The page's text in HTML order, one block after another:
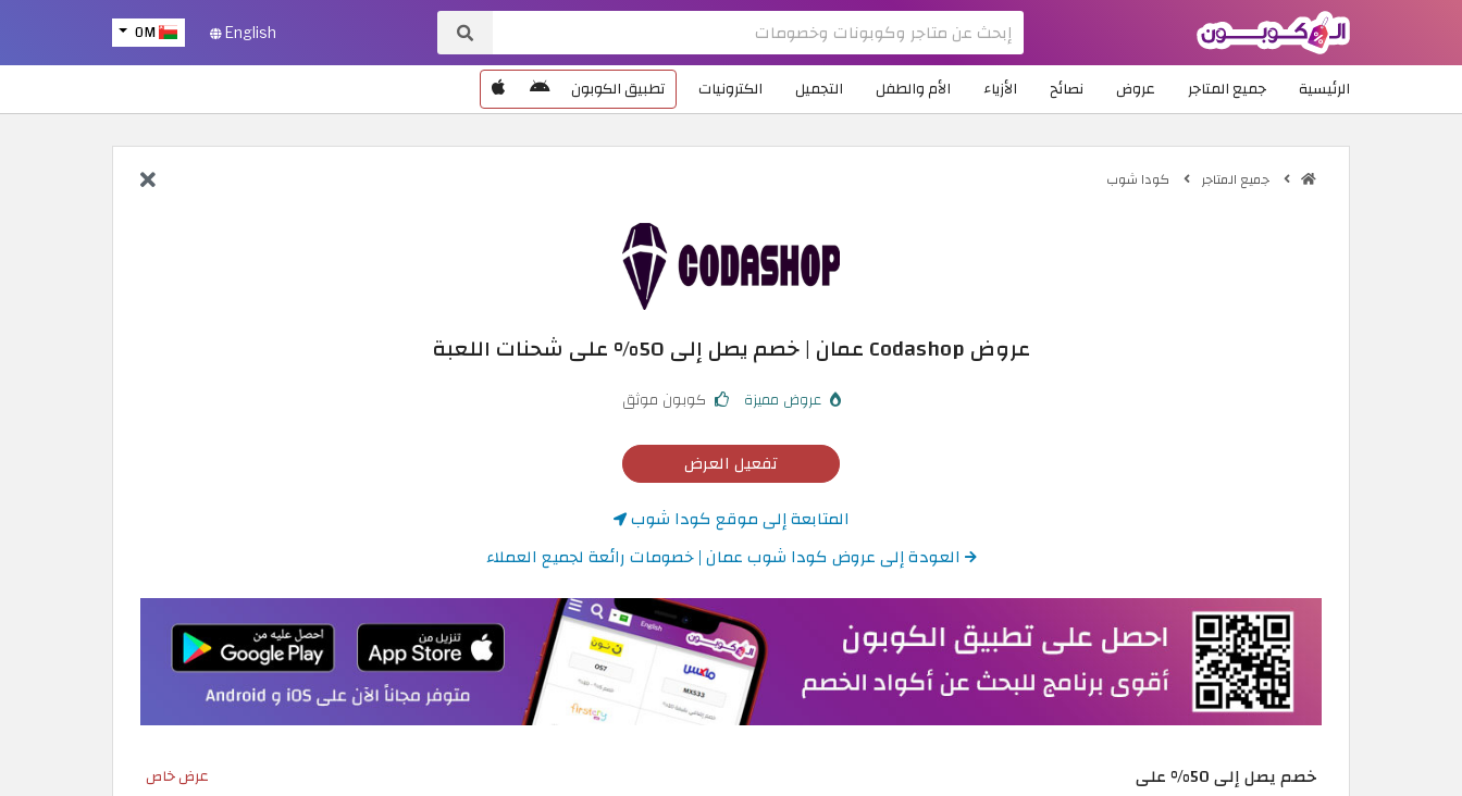
OM English
الرئيسية جميع المتاجر عروض نصائح الأزياء الأم والطفل التجميل الكترونيات تطبيق الكوبون
جميع المتاجر كودا شوب
عروض Codashop عمان | خصم يصل إلى 50% على شحنات اللعبة
عروض مميزة كوبون موثق
تفعيل العرض
المتابعة إلى موقع كودا شوب
العودة إلى عروض كودا شوب عمان | خصومات رائعة لجميع العملاء
خصم يصل إلى 50% على عرض خاص